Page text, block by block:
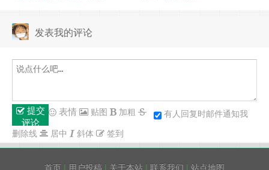
发表我的评论
提交
评论
有人回复时邮件通知我
表情 贴图
加粗
删除线
居中 斜体 签到
首页 | 用户投稿 | 关于本站 | 联系我们 | 站点地图